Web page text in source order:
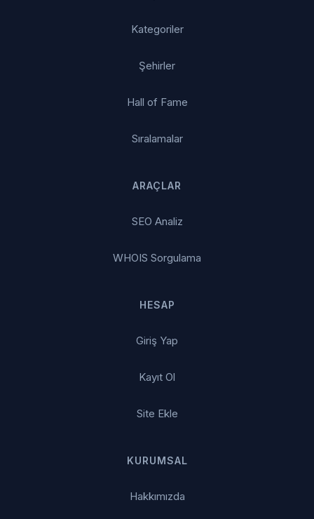
Kategoriler
Şehirler
Hall of Fame
Sıralamalar
ARAÇLAR
SEO Analiz
WHOIS Sorgulama
HESAP
Giriş Yap
Kayıt Ol
Site Ekle
KURUMSAL
Hakkımızda